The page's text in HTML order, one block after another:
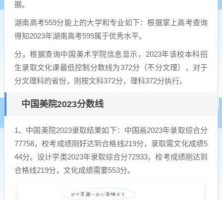
据。
湖南高考559分能上的大学和专业如下：根据掌上高考查询
得知2023年湖南高考599属于优秀水平。
分。根据查询中国美术学院信息显示，2023年该校本科招
生录取文化课最低控制分数线为372分（不分文理），对于
分文理科的省份，则按文科372分，理科372分执行。
中国美院2023分数线
1、中国美院2023录取结果如下：中国画2023年录取综合分
77758，校考成绩刚好达到合格线219分，录取需文化成绩5
44分。设计学类2023年录取综合分72933，校考成绩刚达到
合格线219分，文化成绩需要553分。